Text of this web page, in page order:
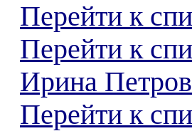
Перейти к
Перейти к
Ирина
Перейти к